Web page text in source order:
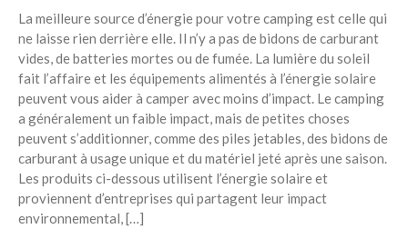
La meilleure source d’énergie pour votre camping est celle qui
ne laisse rien derrière elle. Il n’y a pas de bidons de carburant
vides, de batteries mortes ou de fumée. La lumière du soleil
fait l’affaire et les équipements alimentés à l’énergie solaire
peuvent vous aider à camper avec moins d’impact. Le camping
a généralement un faible impact, mais de petites choses
peuvent s’additionner, comme des piles jetables, des bidons de
carburant à usage unique et du matériel jeté après une saison.
Les produits ci-dessous utilisent l’énergie solaire et
proviennent d’entreprises qui partagent leur impact
environnemental, […]